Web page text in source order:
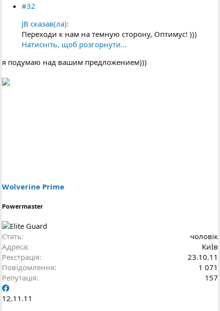
#32
JB сказав(ла):
Переходи к нам на темную сторону, Оптимус! )))
Натисніть, щоб розгорнути...
я подумаю над вашим предложением)))
Wolverine Prime
Powermaster
Стать
чоловік
Адреса
КиЇв
Реєстрація
23.10.11
Повідомлення
1 071
Репутація
157
12.11.11